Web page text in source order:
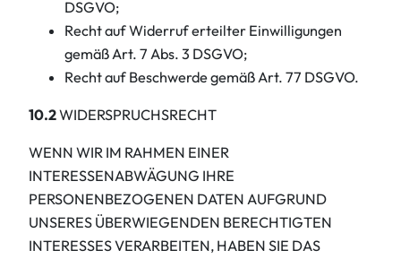
DSGVO;
Recht auf Widerruf erteilter Einwilligungen
gemäß Art. 7 Abs. 3 DSGVO;
Recht auf Beschwerde gemäß Art. 77 DSGVO.
10.2WIDERSPRUCHSRECHT
WENN WIR IM RAHMEN EINER
INTERESSENABWÄGUNG IHRE
PERSONENBEZOGENEN DATEN AUFGRUND
UNSERES ÜBERWIEGENDEN BERECHTIGTEN
INTERESSES VERARBEITEN, HABEN SIE DAS